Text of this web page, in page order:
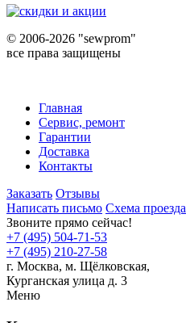
© 2006-2026 "sewprom"
все права защищены
Главная
Сервис, ремонт
Гарантии
Доставка
Контакты
Заказать Отзывы
Написать письмо Схема проезда
Звоните прямо сейчас!
+7 (495) 504-71-53
+7 (495) 210-27-58
г. Москва, м. Щёлковская,
Курганская улица д. 3
Меню